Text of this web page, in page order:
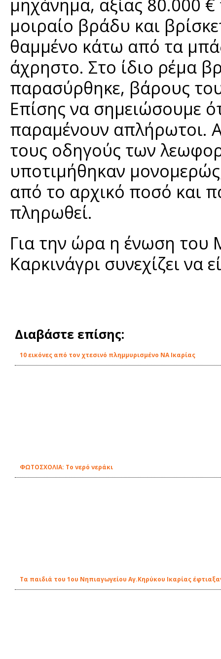
μηχάνημα, αξίας 80.000
μοιραίο βράδυ και
θαμμένο κάτω από τα
άχρηστο. Στο ίδιο ρέμα
παρασύρθηκε, βάρους
Επίσης να σημειώσουμε
παραμένουν απλήρωτοι.
τους οδηγούς των
υποτιμήθηκαν
από το αρχικό ποσό και
πληρωθεί.
Για την ώρα η ένωση του
Καρκινάγρι συνεχίζει να
Διαβάστε επίσης:
10 εικόνες από τον χτεσινό πλημμυρισμένο ΝΑ Ικαρίας
ΦΩΤΟΣΧΟΛΙΑ: Το νερό νεράκι
Τα παιδιά του 1ου Νηπιαγωγείου Αγ.Κηρύκου Ικαρίας